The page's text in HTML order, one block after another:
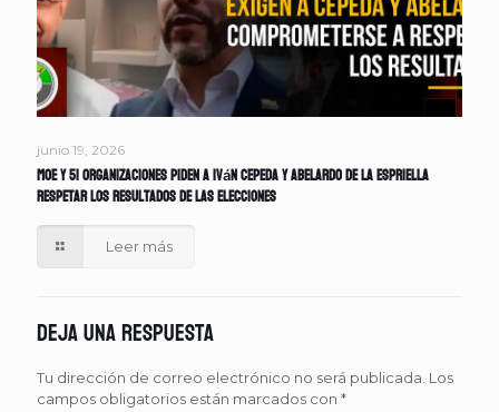
junio 19, 2026
MOE y 51 organizaciones piden a Iván Cepeda y Abelardo de la Espriella
respetar los resultados de las elecciones
Leer más
Deja una respuesta
Tu dirección de correo electrónico no será publicada. Los
campos obligatorios están marcados con *